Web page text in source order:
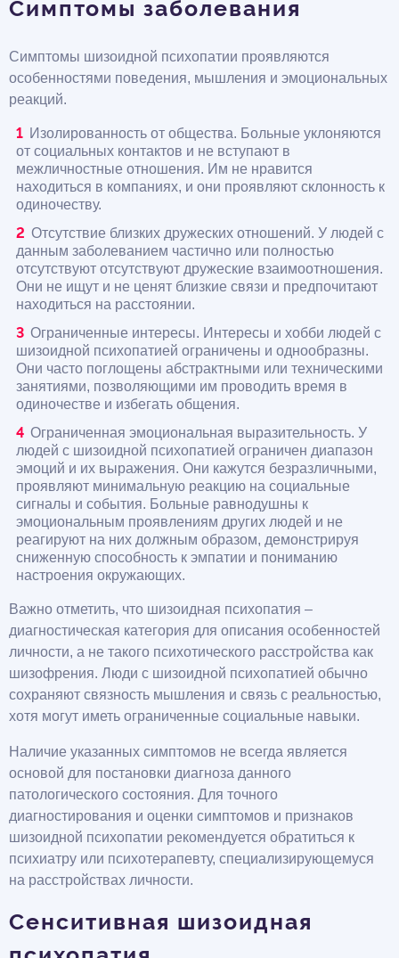
Симптомы заболевания
Симптомы шизоидной психопатии проявляются
особенностями поведения, мышления и эмоциональных
реакций.
Изолированность от общества. Больные уклоняются
от социальных контактов и не вступают в
межличностные отношения. Им не нравится
находиться в компаниях, и они проявляют склонность к
одиночеству.
Отсутствие близких дружеских отношений. У людей с
данным заболеванием частично или полностью
отсутствуют отсутствуют дружеские взаимоотношения.
Они не ищут и не ценят близкие связи и предпочитают
находиться на расстоянии.
Ограниченные интересы. Интересы и хобби людей с
шизоидной психопатией ограничены и однообразны.
Они часто поглощены абстрактными или техническими
занятиями, позволяющими им проводить время в
одиночестве и избегать общения.
Ограниченная эмоциональная выразительность. У
людей с шизоидной психопатией ограничен диапазон
эмоций и их выражения. Они кажутся безразличными,
проявляют минимальную реакцию на социальные
сигналы и события. Больные равнодушны к
эмоциональным проявлениям других людей и не
реагируют на них должным образом, демонстрируя
сниженную способность к эмпатии и пониманию
настроения окружающих.
Важно отметить, что шизоидная психопатия –
диагностическая категория для описания особенностей
личности, а не такого психотического расстройства как
шизофрения. Люди с шизоидной психопатией обычно
сохраняют связность мышления и связь с реальностью,
хотя могут иметь ограниченные социальные навыки.
Наличие указанных симптомов не всегда является
основой для постановки диагноза данного
патологического состояния. Для точного
диагностирования и оценки симптомов и признаков
шизоидной психопатии рекомендуется обратиться к
психиатру или психотерапевту, специализирующемуся
на расстройствах личности.
Сенситивная шизоидная